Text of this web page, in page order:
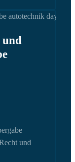
und
und